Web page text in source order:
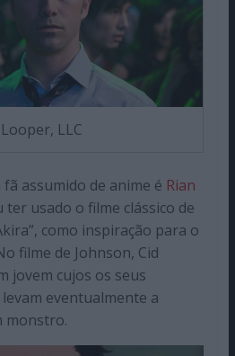
LLC
assumido de anime é Rian
ter usado o filme clássico de
como inspiração para o
filme de Johnson, Cid
jovem cujos os seus
eventualmente a
monstro.